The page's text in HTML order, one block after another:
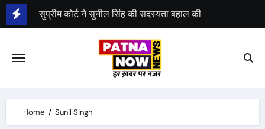
Skip
to
सुप्रीम कोर्ट ने सुनील सिंह की सदस्यता बहाल की
Home Sunil Singh